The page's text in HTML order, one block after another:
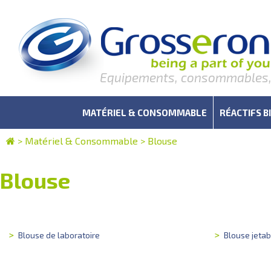
Equipements,
MATÉRIEL & CONSOMMABLE RÉACTIFS
> Matériel & Consommable > Blouse
Blouse
Blouse de laboratoire Blouse